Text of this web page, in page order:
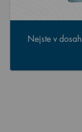
Nejste v